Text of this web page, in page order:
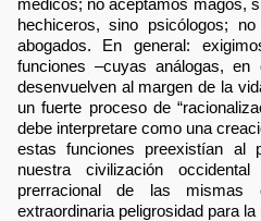
hechiceros, sino psicólogos;
abogados. En general:
funciones –cuyas análogas,
desenvuelven al margen de la
un fuerte proceso de
debe interpretare como una
estas funciones preexistían al
nuestra civilización
prerracional de las
extraordinaria peligrosidad para